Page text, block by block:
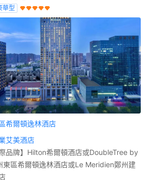
華型
希爾頓逸林酒店
艾美酒店
品牌】Hilton希爾頓酒店或DoubleTree by
東區希爾頓逸林酒店或Le Meridien鄭州建